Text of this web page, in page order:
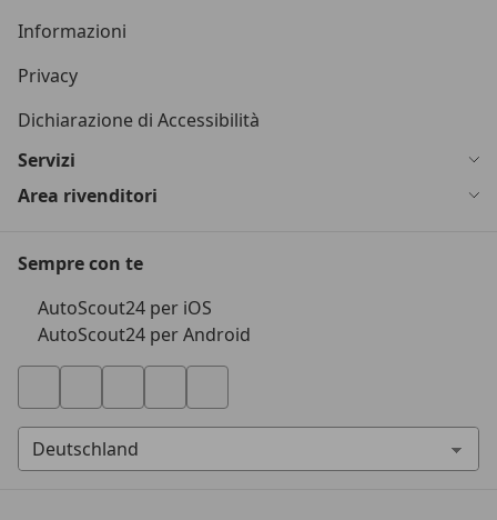
Informazioni
Privacy
Dichiarazione di Accessibilità
Servizi
Area rivenditori
Sempre con te
AutoScout24 per iOS
AutoScout24 per Android